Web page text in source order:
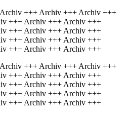
+++ Archiv +++ Archiv +++
+++ Archiv +++ Archiv +++
+++ Archiv +++ Archiv +++
+++ Archiv +++ Archiv +++
+++ Archiv +++ Archiv +++
+++ Archiv +++ Archiv +++
+++ Archiv +++ Archiv +++
+++ Archiv +++ Archiv +++
+++ Archiv +++ Archiv +++
+++ Archiv +++ Archiv +++